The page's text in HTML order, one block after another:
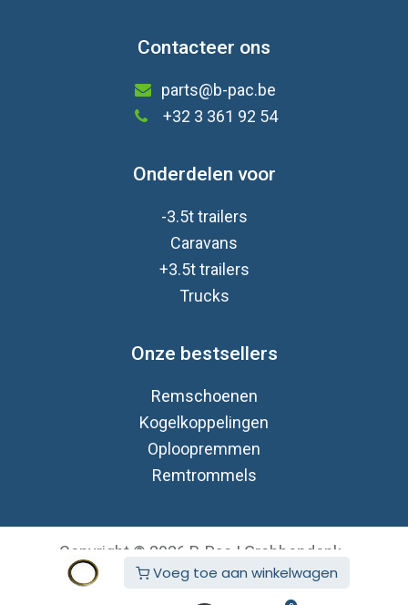
Voeg toe aan winkelwagen
Contacteer ons
parts@b-pac.be
+32 3 361 92 54
Onderdelen voor
-3.5t trailers
Caravans
+3.5t trailers
Trucks
Onze bestsellers
Remschoenen
Kogelkoppelingen
Oploopremmen
Remtrommels
Copyright © 2026 B-Pac | Grobbendonk
Nederlands (BE)
Open source e-